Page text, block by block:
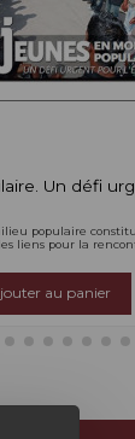
Un défi
populaire
liens pour la
au panier